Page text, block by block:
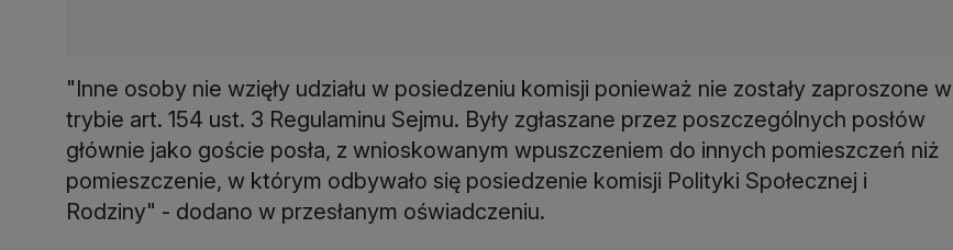
"Inne osoby nie wzięły udziału w posiedzeniu komisji ponieważ nie zostały zaproszone w
trybie art. 154 ust. 3 Regulaminu Sejmu. Były zgłaszane przez poszczególnych posłów
głównie jako goście posła, z wnioskowanym wpuszczeniem do innych pomieszczeń niż
pomieszczenie, w którym odbywało się posiedzenie komisji Polityki Społecznej i
Rodziny" - dodano w przesłanym oświadczeniu.